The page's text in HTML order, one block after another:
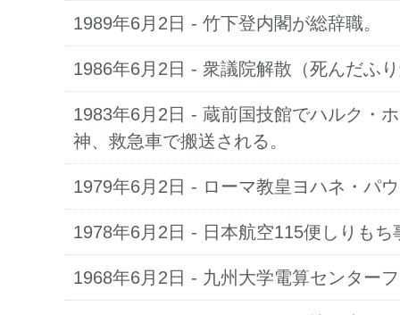
1989年6月2日 - 竹下登内閣が総辞職。
1986年6月2日 - 衆議院解散（死んだふり
1983年6月2日 - 蔵前国技館でハルク・
神、救急車で搬送される。
1979年6月2日 - ローマ教皇ヨハネ・パ
1978年6月2日 - 日本航空115便しりも
1968年6月2日 - 九州大学電算センター